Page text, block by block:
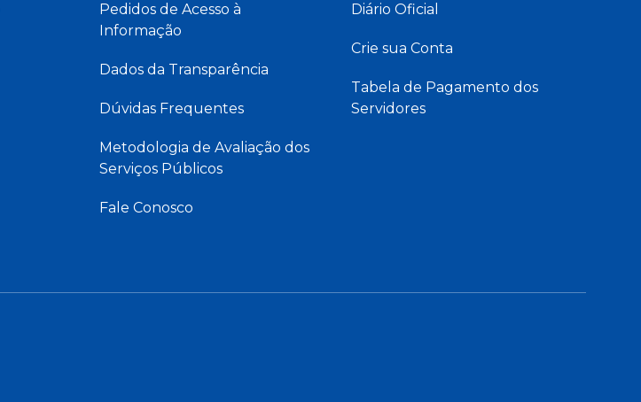
Pedidos de Acesso à
Informação
Dados da Transparência
Dúvidas Frequentes
Metodologia de Avaliação dos
Serviços Públicos
Fale Conosco
Diário Oficial
Crie sua Conta
Tabela de Pagamento dos
Servidores